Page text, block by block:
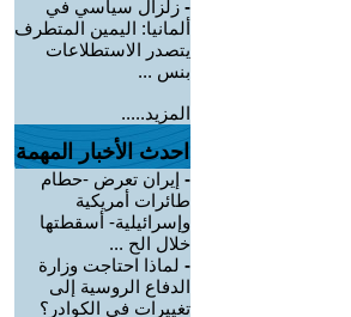
- زلزال سياسي في
ألمانيا: اليمين المتطرف
يتصدر الاستطلاعات
بنس ...
المزيد.....
احدث الأخبار المهمة
- إيران تعرض -حطام
طائرات أمريكية
وإسرائيلية- أسقطتها
خلال الح ...
- لماذا احتاجت وزارة
الدفاع الروسية إلى
تغييرات في الكوادر؟